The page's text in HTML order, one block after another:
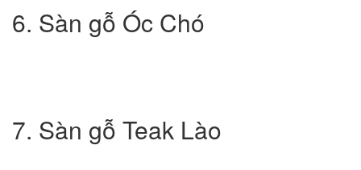
6. Sàn gỗ Óc Chó
7. Sàn gỗ Teak Lào